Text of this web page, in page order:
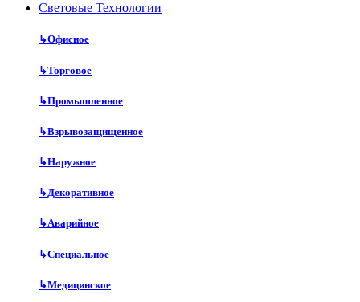
Световые Технологии
↳Офисное
↳Торговое
↳Промышленное
↳Взрывозащищенное
↳Наружное
↳Декоративное
↳Аварийное
↳Специальное
↳Медицинское